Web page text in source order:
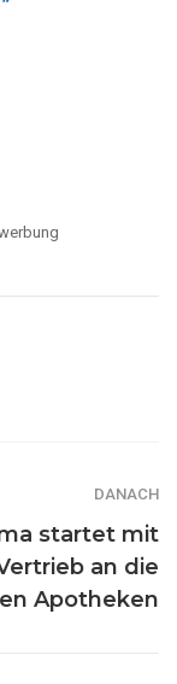
DANACH
startet mit
an die
Apotheken